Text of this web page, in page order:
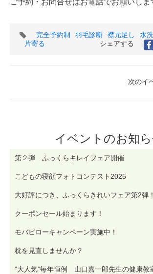
ご予約・お問合せはお電話でお願いしま
タ
グ
完全予約制 羽毛診断 襟元足し 水
片寄る
シェアする
次のイ
イベントのお知
第２弾 ふっくらキレイフェア開催
こどもの寝顔フォトコンテスト2025
大好評につき、ふっくらきれいフェア第2弾！
クーポンセール始まります！
モバピローキャンペーン実施中！
枕を見直しませんか？
”大人気”毎年恒例 山口嘉一郎先生の健康教